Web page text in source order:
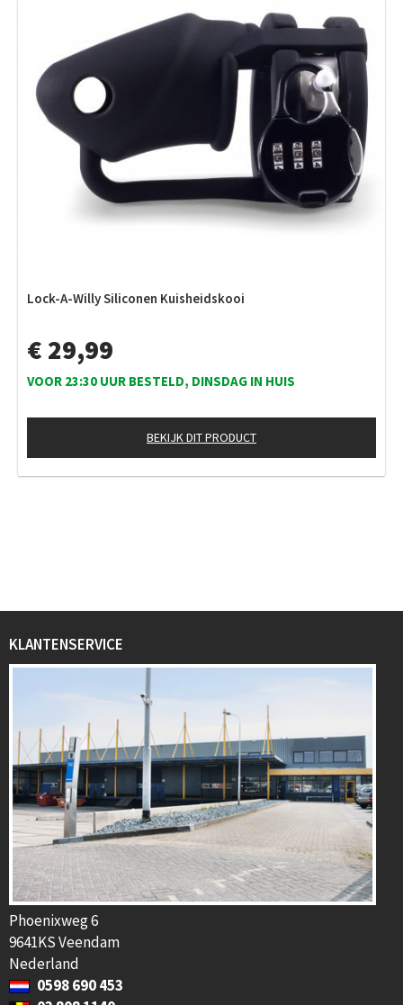
Lock-A-Willy Siliconen Kuisheidskooi
€ 29,99
VOOR 23:30 UUR BESTELD, DINSDAG IN HUIS
BEKIJK DIT PRODUCT
KLANTENSERVICE
Phoenixweg 6
9641KS Veendam
Nederland
0598 690 453